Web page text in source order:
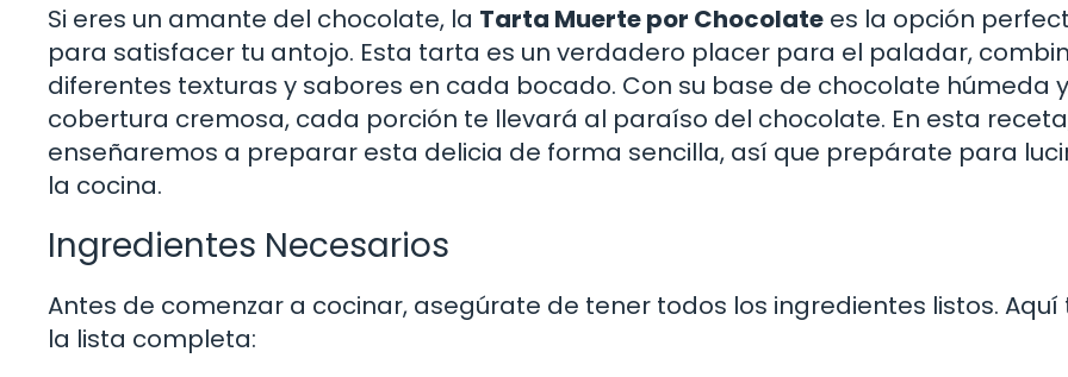
Si eres un amante del chocolate, la Tarta Muerte por Chocolate es la opción
para satisfacer tu antojo. Esta tarta es un verdadero placer para el paladar,
diferentes texturas y sabores en cada bocado. Con su base de chocolate húmeda
cobertura cremosa, cada porción te llevará al paraíso del chocolate. En esta
enseñaremos a preparar esta delicia de forma sencilla, así que prepárate para
la cocina.
Ingredientes Necesarios
Antes de comenzar a cocinar, asegúrate de tener todos los ingredientes listos. Aquí
la lista completa: